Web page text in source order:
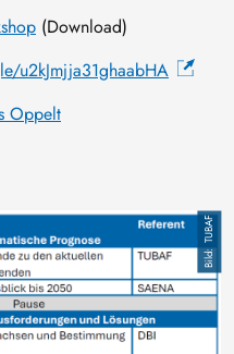
(Download)
u2kJmjja31ghaabHA
Oppelt
TUBAF